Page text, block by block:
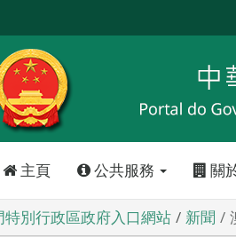
主頁 公共服務 關
特別行政區政府入口網站 新聞